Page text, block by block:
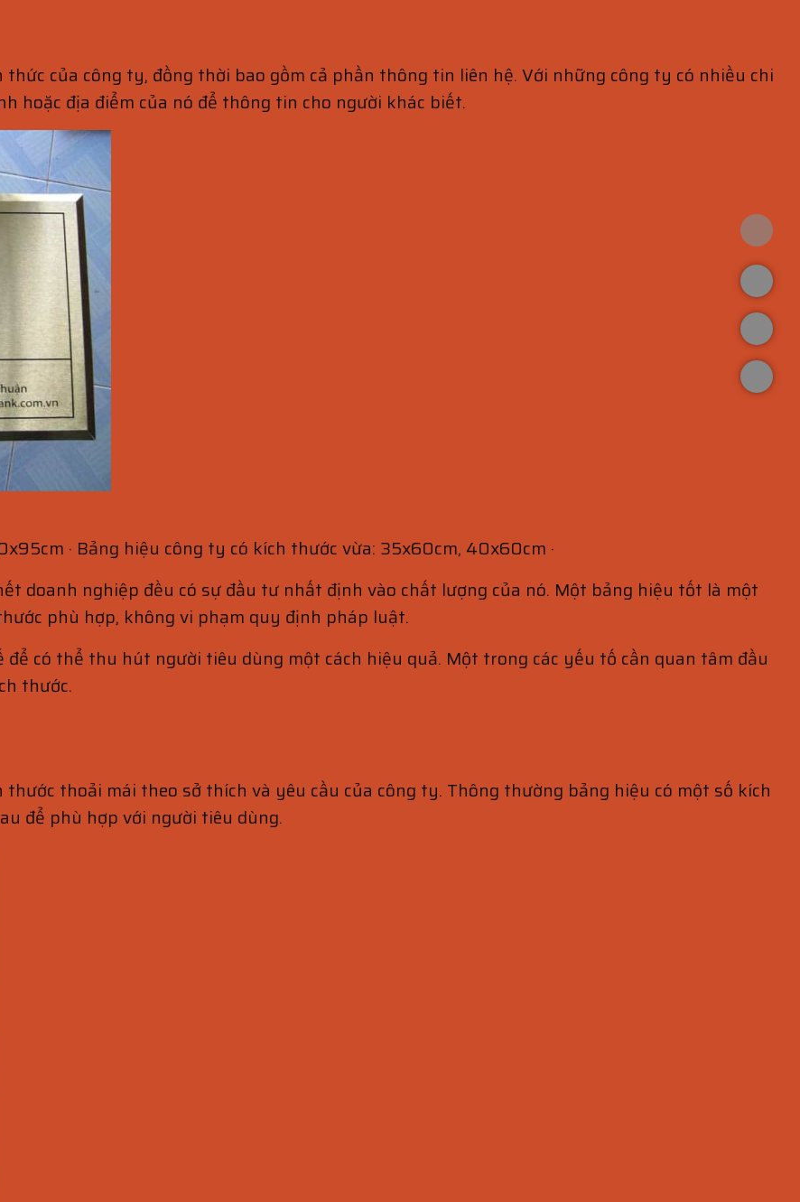
của công ty, đồng thời bao gồm cả phần thông tin liên hệ. Với những công ty có nhiều chi
hoặc địa điểm của nó để thông tin cho người khác biết.
· Bảng hiệu công ty có kích thước vừa: 35x60cm, 40x60cm ·
doanh nghiệp đều có sự đầu tư nhất định vào chất lượng của nó. Một bảng hiệu tốt là một
phù hợp, không vi phạm quy định pháp luật.
có thể thu hút người tiêu dùng một cách hiệu quả. Một trong các yếu tố cần quan tâm đầu
thước.
thoải mái theo sở thích và yêu cầu của công ty. Thông thường bảng hiệu có một số kích
để phù hợp với người tiêu dùng.